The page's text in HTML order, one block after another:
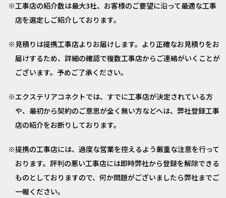
工事店の紹介数は最大3社、お客様のご要望に沿って最適な工事
店を選定しご紹介しております。
見積りは提携工事店よりお届けします。より正確なお見積りをお
届けするため、詳細の確認で複数工事店からご連絡がいくことが
ございます。予めご了承ください。
エクステリアコネクトでは、すでに工事店が決定されている方
や、最初から契約のご意思が全く無い方などへは、弊社登録工事
店の紹介をお断りしております。
提携の工事店には、過度な営業を控えるよう厳重な注意を行って
おります。評判の悪い工事店には即時弊社から登録を解除できる
ものとしておりますので、何か問題がございましたら弊社までご
一報ください。